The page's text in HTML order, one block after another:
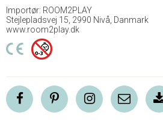
Importør: ROOM2PLAY
Stejlepladsvej 15, 2990 Nivå, Danmark
www.room2play.dk